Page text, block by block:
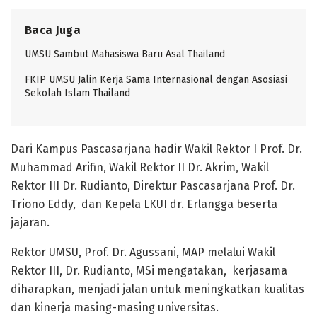
Baca Juga
UMSU Sambut Mahasiswa Baru Asal Thailand
FKIP UMSU Jalin Kerja Sama Internasional dengan Asosiasi
Sekolah Islam Thailand
Dari Kampus Pascasarjana hadir Wakil Rektor I Prof. Dr.
Muhammad Arifin, Wakil Rektor II Dr. Akrim, Wakil
Rektor III Dr. Rudianto, Direktur Pascasarjana Prof. Dr.
Triono Eddy, dan Kepela LKUI dr. Erlangga beserta
jajaran.
Rektor UMSU, Prof. Dr. Agussani, MAP melalui Wakil
Rektor III, Dr. Rudianto, MSi mengatakan, kerjasama
diharapkan, menjadi jalan untuk meningkatkan kualitas
dan kinerja masing-masing universitas.